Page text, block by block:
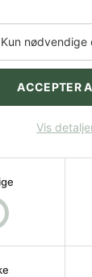
Kun nødvendige
ACCEPTER
Vis
4